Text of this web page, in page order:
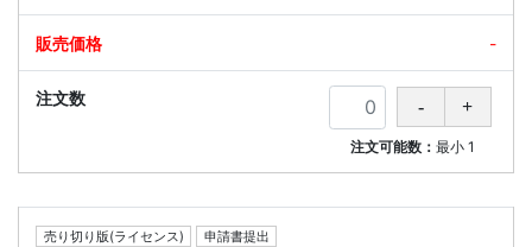
-
注文可能数：最小 1
売り切り版(ライセンス) 申請書提出